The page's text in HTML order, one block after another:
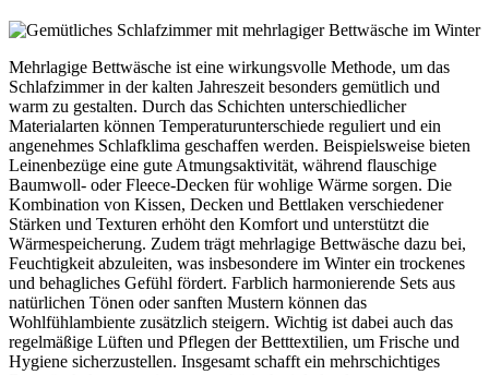
Mehrlagige Bettwäsche ist eine wirkungsvolle Methode, um das
Schlafzimmer in der kalten Jahreszeit besonders gemütlich und
warm zu gestalten. Durch das Schichten unterschiedlicher
Materialarten können Temperaturunterschiede reguliert und ein
angenehmes Schlafklima geschaffen werden. Beispielsweise bieten
Leinenbezüge eine gute Atmungsaktivität, während flauschige
Baumwoll- oder Fleece-Decken für wohlige Wärme sorgen. Die
Kombination von Kissen, Decken und Bettlaken verschiedener
Stärken und Texturen erhöht den Komfort und unterstützt die
Wärmespeicherung. Zudem trägt mehrlagige Bettwäsche dazu bei,
Feuchtigkeit abzuleiten, was insbesondere im Winter ein trockenes
und behagliches Gefühl fördert. Farblich harmonierende Sets aus
natürlichen Tönen oder sanften Mustern können das
Wohlfühlambiente zusätzlich steigern. Wichtig ist dabei auch das
regelmäßige Lüften und Pflegen der Betttextilien, um Frische und
Hygiene sicherzustellen. Insgesamt schafft ein mehrschichtiges